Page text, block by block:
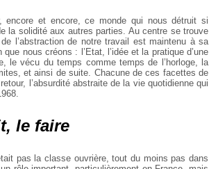
et encore, ce monde qui nous détruit si
la solidité aux autres parties. Au centre se trouve
l’abstraction de notre travail est maintenu à sa
nous créons : l’Etat, l’idée et la pratique d’une
le vécu du temps comme temps de l’horloge, la
et ainsi de suite. Chacune de ces facettes de
l’absurdité abstraite de la vie quotidienne qui
le faire
pas la classe ouvrière, tout du moins pas dans